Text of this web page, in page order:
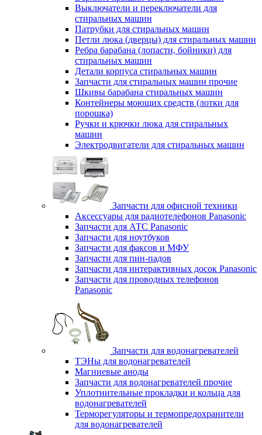
Выключатели и переключатели для
стиральных машин
Патрубки для стиральных машин
Петли люка (дверцы) для стиральных машин
Ребра барабана (лопасти, бойники) для
стиральных машин
Детали корпуса стиральных машин
Запчасти для стиральных машин прочие
Шкивы барабана стиральных машин
Контейнеры моющих средств (лотки для
порошка)
Ручки и крючки люка для стиральных
машин
Электродвигатели для стиральных машин
Запчасти для офисной техники
Аксессуары для радиотелефонов Panasonic
Запчасти для АТС Panasonic
Запчасти для ноутбуков
Запчасти для факсов и МФУ
Запчасти для пин-падов
Запчасти для интерактивных досок Panasonic
Запчасти для проводных телефонов
Panasonic
Запчасти для водонагревателей
ТЭНы для водонагревателей
Магниевые аноды
Запчасти для водонагревателей прочие
Уплотнительные прокладки и кольца для
водонагревателей
Терморегуляторы и термопредохранители
для водонагревателей